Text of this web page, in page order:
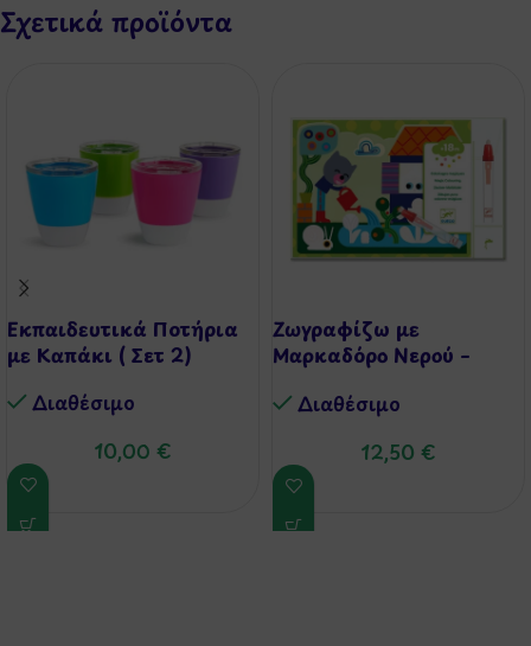
Σχετικά προϊόντα
Εκπαιδευτικά Ποτήρια
με Καπάκι ( Σετ 2)
Διαθέσιμo
10,00 €
Ζωγραφίζω με
Μαρκαδόρο Νερού –
Διαθέσιμo
12,50 €